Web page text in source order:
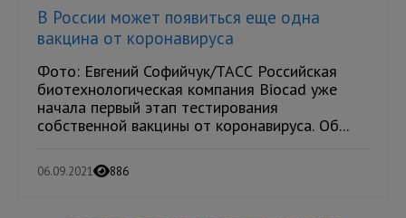
В России может появиться еще одна
вакцина от коронавируса
Фото: Евгений Софийчук/ТАСС Российская
биотехнологическая компания Biocad уже
начала первый этап тестирования
собственной вакцины от коронавируса. Об...
06.09.2021 886